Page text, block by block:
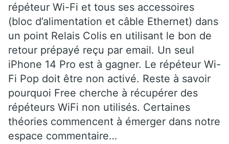
répéteur Wi-Fi et tous ses accessoires
(bloc d’alimentation et câble Ethernet) dans
un point Relais Colis en utilisant le bon de
retour prépayé reçu par email. Un seul
iPhone 14 Pro est à gagner. Le répéteur Wi-
Fi Pop doit être non activé. Reste à savoir
pourquoi Free cherche à récupérer des
répéteurs WiFi non utilisés. Certaines
théories commencent à émerger dans notre
espace commentaire…